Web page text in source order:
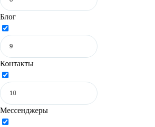
Блог
Контакты
Мессенджеры